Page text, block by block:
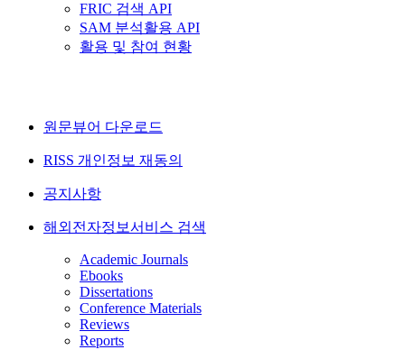
FRIC 검색 API
SAM 분석활용 API
활용 및 참여 현황
원문뷰어 다운로드
RISS 개인정보 재동의
공지사항
해외전자정보서비스 검색
Academic Journals
Ebooks
Dissertations
Conference Materials
Reviews
Reports